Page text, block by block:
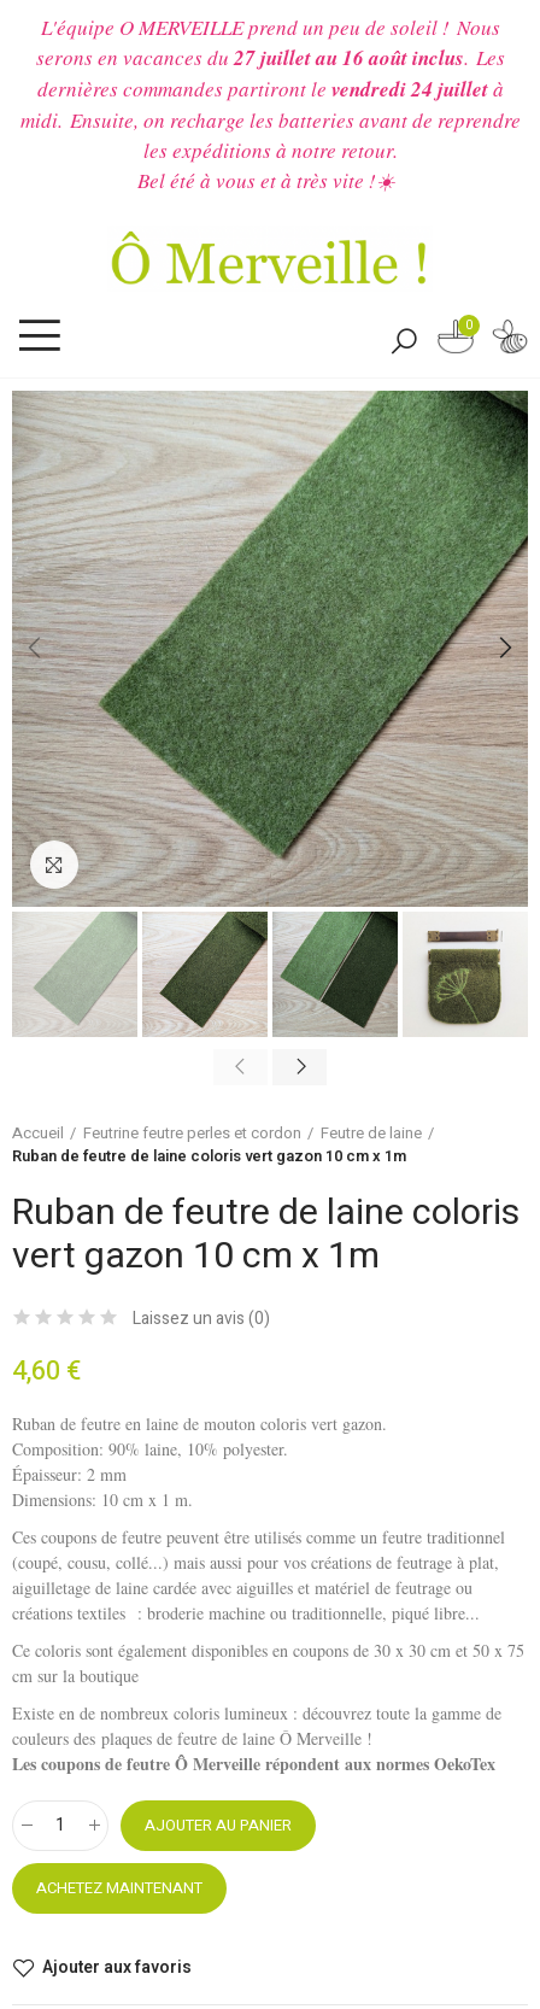
L'équipe O MERVEILLE prend un peu de soleil ! Nous
serons en vacances du27 juillet au 16 août inclus. Les
dernières commandes partiront le vendredi 24 juilletà
midi. Ensuite, on recharge les batteries avant de reprendre
les expéditions à notre retour.
Bel été à vous et à très vite !☀️
0
Cliquez pour agrandir
Accueil Feutrine feutre perles et cordon
Feutre de laine
Ruban de feutre de laine coloris vert gazon 10 cm x 1m
Ruban de feutre de laine coloris
vert gazon 10 cm x 1m
Laissez un avis (0)
4,60 €
Ruban de feutre en laine de mouton coloris vert gazon.
Composition: 90% laine, 10% polyester.
Épaisseur: 2 mm
Dimensions: 10 cm x 1 m.
Ces coupons de feutre peuvent être utilisés comme un feutre traditionnel
(coupé, cousu, collé...) mais aussi pour vos créations de feutrage à plat,
aiguilletage de laine cardée avec aiguilles et matériel de feutrage ou
créations textiles : broderie machine ou traditionnelle, piqué libre...
Ce coloris sont également disponibles en coupons de 30 x 30 cm et 50 x 75
cm sur la boutique
Existe en de nombreux coloris lumineux : découvrez toute la gamme de
couleurs des plaques de feutre de laine Ô Merveille !
Les coupons de feutre Ô Merveille répondent aux normes OekoTex
AJOUTER AU PANIER
ACHETEZ MAINTENANT
Ajouter aux favoris